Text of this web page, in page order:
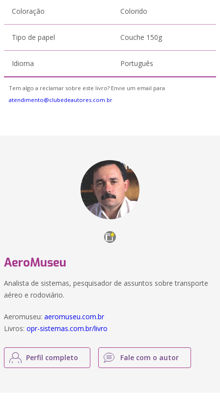
Coloração Colorido
Tipo de papel Couche 150g
Idioma Português
Tem algo a reclamar sobre este livro? Envie um email para
atendimento@clubedeautores.com.br
AeroMuseu
Analista de sistemas, pesquisador de assuntos sobre transporte
aéreo e rodoviário.
Aeromuseu: aeromuseu.com.br
Livros: opr-sistemas.com.br/livro
Perfil completo Fale com o autor